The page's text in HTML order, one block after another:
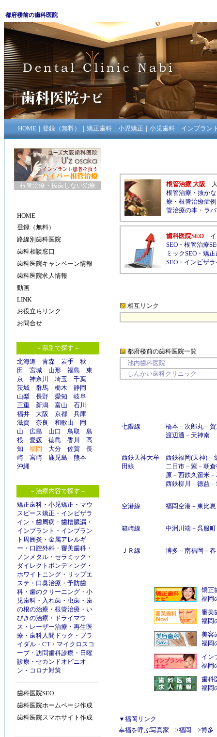
都府楼前の歯科医院
HOME｜ 登録（無料） ｜ 矯正歯科｜ 小児矯正 ｜ 小児歯科｜ インプラン
根管治療 ・ 抜歯しない治療
HOME
登録（無料）
路線別歯科医院
歯科相談窓口
歯科医院キャンペーン情報
歯科医院求人情報
動画
LINK
お役立ちリンク
お問合せ
－県別で探す－
北海道
青森 岩手
秋
田
宮城 山形 福島
東
京
神奈川 埼玉
千葉
茨城
群馬 栃木
静岡
山梨
長野 愛知
岐阜
三重
新潟 富山
石川
福井
大阪 京都
兵庫
滋賀
奈良 和歌山
岡
山
広島 山口 鳥取
島
根
愛媛 徳島 香川
高
知
福岡 大分 佐賀
長
崎
宮崎 鹿児島
熊本
沖縄
－治療内容で探す－
矯正歯科 ・ 小児矯正 ・ マウ
スピース矯正 ・ インビザラ
イン ・ 歯周病 ・ 歯槽膿漏 ・
インプラント ・ インプラン
ト周囲炎 ・ 金属アレルギ
ー ・ 口腔外科 ・ 審美歯科 ・
ノンメタル ・ セラミック ・
ダイレクトボンディング ・
ホワイトニング ・ リップエ
ステ ・ 口臭治療 ・ 予防歯
科 ・ 歯のクリーニング ・ 小
児歯科 ・ 入れ歯 ・ 虫歯 ・ 歯
の根の治療 ・ 根管治療 ・ い
びきの治療 ・ ドライマウ
ス ・ レーザー治療 ・ 再生医
療 ・ 歯科人間ドック ・ ブラ
イダル ・ CT ・ マイクロスコ
ープ・ 訪問歯科診療 ・ 日曜
診療 ・ セカンドオピニオ
ン ・ コロナ対策
歯科医院SEO
歯科医院ホームページ作成
歯科医院スマホサイト作成
根管治療 大阪
根管治療・ 抜か
療・ 根管治療症例
管治療の本・ ラ
歯科医院SEO
SEO・ 根管治療
ミックSEO・ 矯正
SEO・ インビザラ
相互リンク
都府楼前の歯科医院一覧
池内歯科医院
しんかい歯科クリニック
七隈線 橋本－ 次郎丸－
渡辺通 － 天神南
西鉄天神大牟
田線
西鉄福岡(天神)－
二日市－ 紫－ 朝
原－ 西鉄久留米－
西鉄柳川 － 徳益 －
空港線 福岡空港－ 東比恵
箱崎線 中洲川端－ 呉服町
ＪＲ線 博多 － 南福岡 －
矯正
福岡
審美
福岡
美容
福岡
イン
福岡
歯科
福岡
▼福岡リンク
幸福を呼ぶ写真家 >福岡 >博多